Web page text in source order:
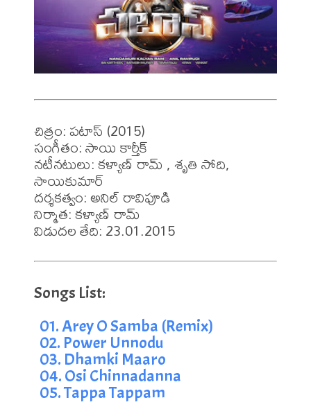
చిత్రం: పటాస్ (2015)
సంగీతం: సాయి కార్తీక్
నటీనటులు: కళ్యాణ్ రామ్ , శృతి సోది,
సాయికుమార్
దర్శకత్వం: అనిల్ రావిపూడి
నిర్మాత: కళ్యాణ్ రామ్
విడుదల తేది: 23.01.2015
01. Arey O Samba (Remix)
02. Power Unnodu
03. Dhamki Maaro
04. Osi Chinnadanna
05. Tappa Tappam